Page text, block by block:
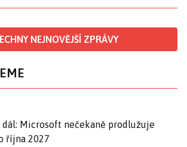
NEJNOVĚJŠÍ ZPRÁVY
Microsoft nečekaně prodlužuje
října 2027